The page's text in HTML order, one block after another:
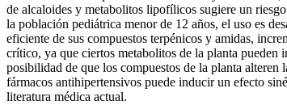
de alcaloides y metabolitos lipofílicos sugiere un
la población pediátrica menor de 12 años, el uso es
eficiente de sus compuestos terpénicos y amidas,
crítico, ya que ciertos metabolitos de la planta pueden
posibilidad de que los compuestos de la planta
fármacos antihipertensivos puede inducir un efecto
literatura médica actual.